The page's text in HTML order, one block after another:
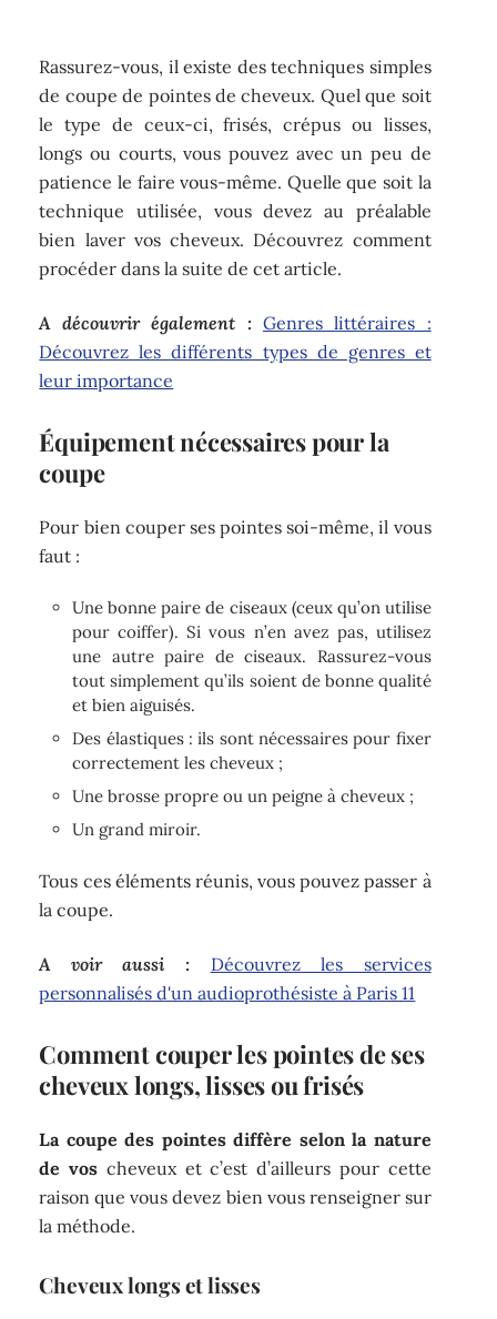
Rassurez-vous, il existe des techniques simples
de coupe de pointes de cheveux. Quel que soit
le type de ceux-ci, frisés, crépus ou lisses,
longs ou courts, vous pouvez avec un peu de
patience le faire vous-même. Quelle que soit la
technique utilisée, vous devez au préalable
bien laver vos cheveux. Découvrez comment
procéder dans la suite de cet article.
A découvrir également : Genres littéraires :
Découvrez les différents types de genres et
leur importance
Équipement nécessaires pour la
coupe
Pour bien couper ses pointes soi-même, il vous
faut :
Une bonne paire de ciseaux (ceux qu’on utilise
pour coiffer). Si vous n’en avez pas, utilisez
une autre paire de ciseaux. Rassurez-vous
tout simplement qu’ils soient de bonne qualité
et bien aiguisés.
Des élastiques : ils sont nécessaires pour fixer
correctement les cheveux ;
Une brosse propre ou un peigne à cheveux ;
Un grand miroir.
Tous ces éléments réunis, vous pouvez passer à
la coupe.
A voir aussi :
Découvrez les services
personnalisés d'un audioprothésiste à Paris 11
Comment couper les pointes de ses
cheveux longs, lisses ou frisés
La coupe des pointes diffère selon la nature
de vos cheveux et c’est d’ailleurs pour cette
raison que vous devez bien vous renseigner sur
la méthode.
Cheveux longs et lisses